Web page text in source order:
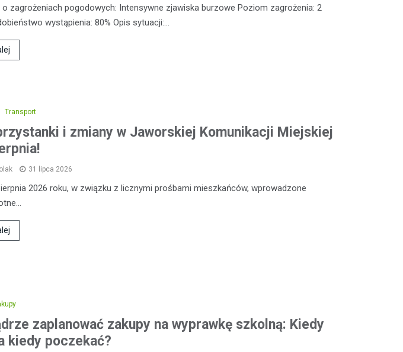
zagrożeniach pogodowych: Intensywne zjawiska burzowe Poziom zagrożenia: 2
wystąpienia: 80% Opis sytuacji:…
Transport
i zmiany w Jaworskiej Komunikacji Miejskiej
31 lipca 2026
2026 roku, w związku z licznymi prośbami mieszkańców, wprowadzone
zaplanować zakupy na wyprawkę szkolną: Kiedy
kiedy poczekać?